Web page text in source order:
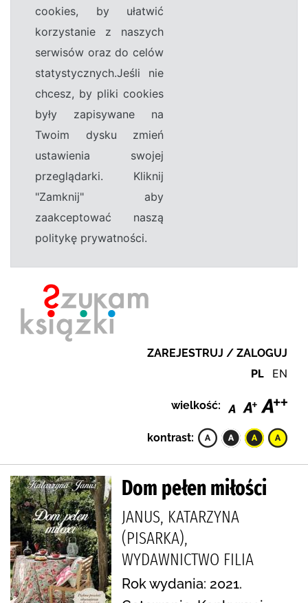
cookies, by ułatwić
korzystanie z naszych
serwisów oraz do celów
statystycznych.Jeśli nie
chcesz, by pliki cookies
były zapisywane na
Twoim dysku zmień
ustawienia swojej
przeglądarki. Kliknij
"Zamknij" aby
zaakceptować naszą
politykę prywatności.
ZAREJESTRUJ / ZALOGUJ
PL EN
wielkość:
kontrast:
Dom pełen miłości
JANUS, KATARZYNA
(PISARKA),
WYDAWNICTWO FILIA
Rok wydania: 2021.